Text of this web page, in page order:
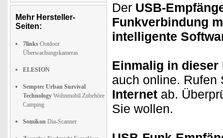
Mehr Hersteller-
Seiten:
7links Outdoor
Überwachungskameras
ELESION
Semptec Urban Survival
Technology Wohnmobil Zubehöre
Camping
Somikon Dia-Scanner
Der USB-
Funkverbindung
intelligente
Einmalig in
auch online.
Internet ab.
Sie wollen.